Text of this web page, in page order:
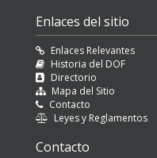
Enlaces del sitio
Enlaces Relevantes
Historia del DOF
Directorio
Mapa del Sitio
Contacto
Leyes y Reglamentos
Contacto